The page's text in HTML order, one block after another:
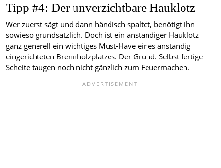
Tipp #4: Der unverzichtbare Hauklotz
Wer zuerst sägt und dann händisch spaltet, benötigt ihn
sowieso grundsätzlich. Doch ist ein anständiger Hauklotz
ganz generell ein wichtiges Must-Have eines anständig
eingerichteten Brennholzplatzes. Der Grund: Selbst fertige
Scheite taugen noch nicht gänzlich zum Feuermachen.